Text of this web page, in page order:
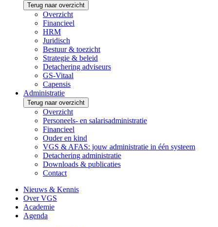
Terug naar overzicht
Overzicht
Financieel
HRM
Juridisch
Bestuur & toezicht
Strategie & beleid
Detachering adviseurs
GS-Vitaal
Capensis
Administratie
Terug naar overzicht
Overzicht
Personeels- en salarisadministratie
Financieel
Ouder en kind
VGS & AFAS: jouw administratie in één systeem
Detachering administratie
Downloads & publicaties
Contact
Nieuws & Kennis
Over VGS
Academie
Agenda